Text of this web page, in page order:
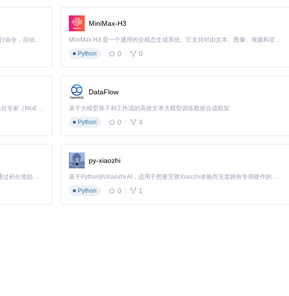
Claude Code 的开源替代方案。连接任意大模型，编辑代码，运行命令，自动验证 — 全自动执行。用 Rust 构建，极致性能。 ｜ An open-source alternative to Claude Code. Connect any LLM, edit code, run commands, and verify changes — autonomously. Built in Rust for speed. Get Started
MiniMax-H3
MiniMax H3 是一个通用的全模态生成系统。它支持对由文本、图像、视频和音频组成的多模态上下文进行统一理解，并能生成分辨率高达 2K、时长可达 15 秒的带原生立体声音频的视频。得益于面向任务泛化的系统设计，H3 在预训练阶段就已具备广泛的多模态上下文理解与生成能力，能够出色地执行复杂的多模态指令。
Python
0 0
Kimi K3 是Kimi能力最强的模型：这是一个拥有 2.8 万亿参数的混合专家（MoE）模型，具备原生视觉理解能力，并支持 100 万 token 的上下文窗口。
DataFlow
基于大模型算子和工作流的高效文本大模型训练数据合成框架
Python
0 4
「源启盛夏」暑期校园开发者成长计划旨在激活校园开源力量，通过积分激励、认证扶持、资源倾斜等形式，引导高校组织和开发者完成「入驻 — 建项目 — 做贡献 — 获认证 — 得资源」的完整闭环。无论你是想带领社团入驻平台的组织者，还是希望用代码贡献证明自己的开发者，都能在这里找到属于你的成长路径。
py-xiaozhi
基于Python的Xiaozhi AI，适用于想要完整Xiaozhi体验而无需拥有专用硬件的用户。
Python
0 1